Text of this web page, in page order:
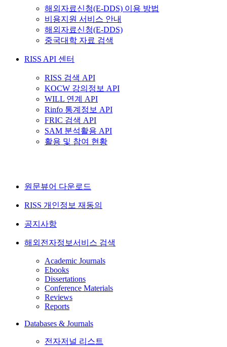
해외자료신청(E-DDS) 이용 방법
비용지원 서비스 안내
해외자료신청(E-DDS)
중국대학 자료 검색
RISS API 센터
RISS 검색 API
KOCW 강의정보 API
WILL 연계 API
Rinfo 통계정보 API
FRIC 검색 API
SAM 분석활용 API
활용 및 참여 현황
원문뷰어 다운로드
RISS 개인정보 재동의
공지사항
해외전자정보서비스 검색
Academic Journals
Ebooks
Dissertations
Conference Materials
Reviews
Reports
Databases & Journals
전자저널 리스트